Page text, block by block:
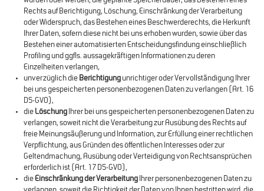
Rechts auf Berichtigung, Löschung, Einschränkung der Verarbeitung
oder Widerspruch, das Bestehen eines Beschwerderechts, die Herkunft
Ihrer Daten, sofern diese nicht bei uns erhoben wurden, sowie über das
Bestehen einer automatisierten Entscheidungsfindung einschließlich
Profiling und ggfls. aussagekräftigen Informationen zu deren
Einzelheiten verlangen,
unverzüglich die Berichtigungunrichtiger oder Vervollständigung Ihrer
bei uns gespeicherten personenbezogenen Daten zu verlangen (Art. 16
DS-GVO),
die Löschung Ihrer bei uns gespeicherten personenbezogenen Daten zu
verlangen, soweit nicht die Verarbeitung zur Ausübung des Rechts auf
freie Meinungsäußerung und Information, zur Erfüllung einer rechtlichen
Verpflichtung, aus Gründen des öffentlichen Interesses oder zur
Geltendmachung, Ausübung oder Verteidigung von Rechtsansprüchen
erforderlich ist (Art. 17 DS-GVO),
dieEinschränkung der Verarbeitung Ihrer personenbezogenen Daten zu